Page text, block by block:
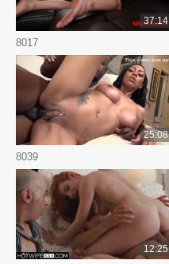
8017
37:14
8039
25:08
12:25